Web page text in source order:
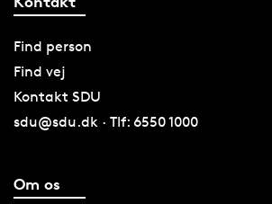
Find person
Find vej
Kontakt SDU
sdu@sdu.dk · Tlf: 6550 1000
Om os